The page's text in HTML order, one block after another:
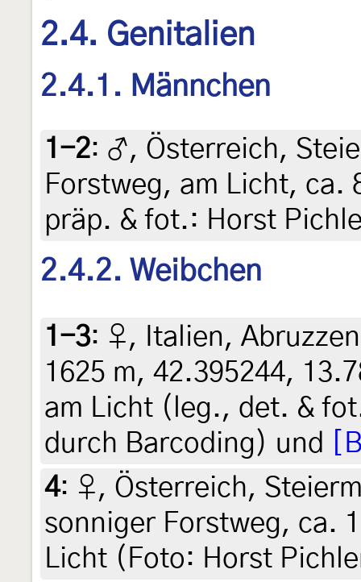
2.4. Genitalien
2.4.1. Männchen
1-2: ♂, Österreich,
Forstweg, am Licht, ca.
präp. & fot.: Horst
2.4.2. Weibchen
1-3: ♀, Italien,
1625 m, 42.395244,
am Licht (leg., det. &
durch Barcoding) und
4: ♀, Österreich,
sonniger Forstweg, ca.
Licht (Foto: Horst